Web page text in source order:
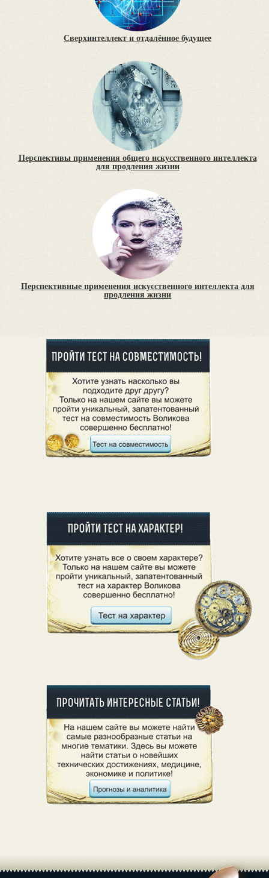
Сверхинтеллект и отдалённое будущее
Перспективы применения общего искусственного интеллекта
для продления жизни
Перспективные применения искусственного интеллекта для
продления жизни